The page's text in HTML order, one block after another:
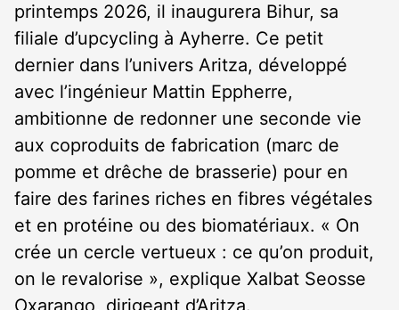
printemps 2026, il inaugurera Bihur, sa
filiale d’upcycling à Ayherre. Ce petit
dernier dans l’univers Aritza, développé
avec l’ingénieur Mattin Eppherre,
ambitionne de redonner une seconde vie
aux coproduits de fabrication (marc de
pomme et drêche de brasserie) pour en
faire des farines riches en fibres végétales
et en protéine ou des biomatériaux. « On
crée un cercle vertueux : ce qu’on produit,
on le revalorise », explique Xalbat Seosse
Oxarango, dirigeant d’Aritza.